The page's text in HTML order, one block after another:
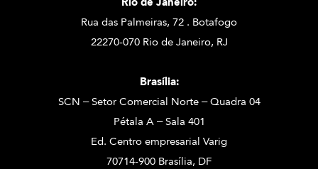
Rua das Palmeiras, 72 . Botafogo
22270-070 Rio de Janeiro, RJ
Brasília:
SCN – Setor Comercial Norte – Quadra 04
Pétala A – Sala 401
Ed. Centro empresarial Varig
70714-900 Brasília, DF